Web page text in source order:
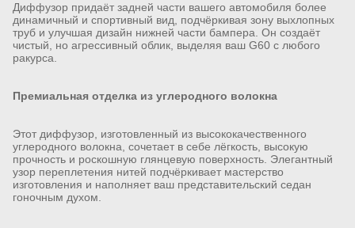
Диффузор придаёт задней части вашего автомобиля более
динамичный и спортивный вид, подчёркивая зону выхлопных
труб и улучшая дизайн нижней части бампера. Он создаёт
чистый, но агрессивный облик, выделяя ваш G60 с любого
ракурса.
Премиальная отделка из углеродного волокна
Этот диффузор, изготовленный из высококачественного
углеродного волокна, сочетает в себе лёгкость, высокую
прочность и роскошную глянцевую поверхность. Элегантный
узор переплетения нитей подчёркивает мастерство
изготовления и наполняет ваш представительский седан
гоночным духом.